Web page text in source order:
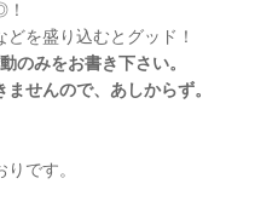
を盛り込むとグッド！
のみをお書き下さい。
せんので、あしからず。
です。